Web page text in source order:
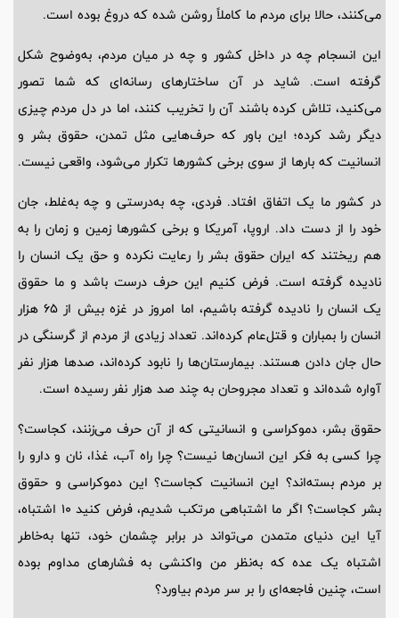
می‌کنند، حالا برای مردم ما کاملاً روشن شده که دروغ بوده است.
این انسجام چه در داخل کشور و چه در میان مردم، به‌وضوح شکل
گرفته است. شاید در آن ساختارهای رسانه‌ای که شما تصور
می‌کنید، تلاش کرده باشند آن را تخریب کنند، اما در دل مردم چیزی
دیگر رشد کرده؛ این باور که حرف‌هایی مثل تمدن، حقوق بشر و
انسانیت که بارها از سوی برخی کشورها تکرار می‌شود، واقعی نیست.
در کشور ما یک اتفاق افتاد. فردی، چه به‌درستی و چه به‌غلط، جان
خود را از دست داد. اروپا، آمریکا و برخی کشورها زمین و زمان را به
هم ریختند که ایران حقوق بشر را رعایت نکرده و حق یک انسان را
نادیده گرفته است. فرض کنیم این حرف درست باشد و ما حقوق
یک انسان را نادیده گرفته باشیم، اما امروز در غزه بیش از 65 هزار
انسان را بمباران و قتل‌عام کرده‌اند. تعداد زیادی از مردم از گرسنگی در
حال جان دادن هستند. بیمارستان‌ها را نابود کرده‌اند، صدها هزار نفر
آواره شده‌اند و تعداد مجروحان به چند صد هزار نفر رسیده است.
حقوق بشر، دموکراسی و انسانیتی که از آن حرف می‌زنند، کجاست؟
چرا کسی به فکر این انسان‌ها نیست؟ چرا راه آب، غذا، نان و دارو را
بر مردم بسته‌اند؟ این انسانیت کجاست؟ این دموکراسی و حقوق
بشر کجاست؟ اگر ما اشتباهی مرتکب شدیم، فرض کنید 10 اشتباه،
آیا این دنیای متمدن می‌تواند در برابر چشمان خود، تنها به‌خاطر
اشتباه یک عده که به‌نظر من واکنشی به فشارهای مداوم بوده
است، چنین فاجعه‌ای را بر سر مردم بیاورد؟